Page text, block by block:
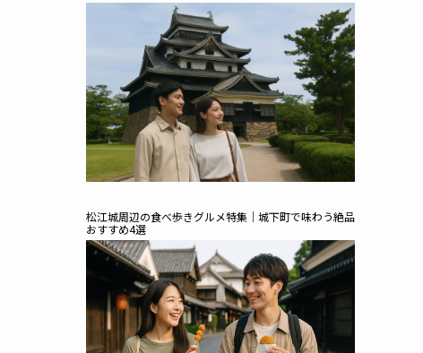
松江城周辺の食べ歩きグルメ特集｜城下町で味わう絶品
おすすめ4選